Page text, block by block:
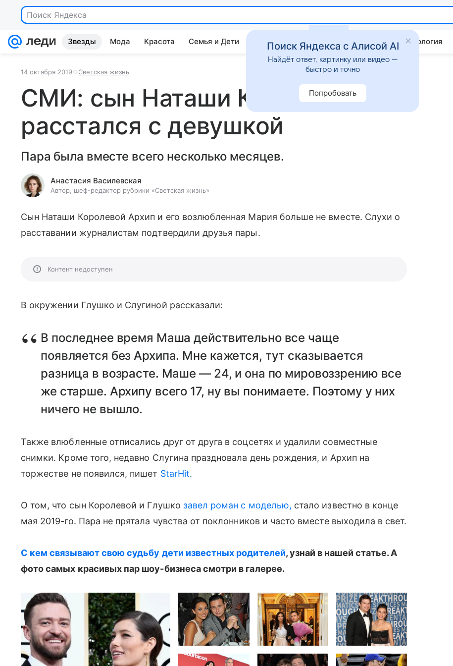
Поиск Яндекса
Звезды Мода Красота Семья и Дети Дом Гороскопы Стиль жизни Психология
14 октября 2019 Светская жизнь
СМИ: сын Наташи Королевой
расстался с девушкой
Пара была вместе всего несколько месяцев.
Анастасия Василевская
Автор, шеф-редактор рубрики «Светская жизнь»
Сын Наташи Королевой Архип и его возлюбленная Мария больше не вместе. Слухи о
расставании журналистам подтвердили друзья пары.
Контент недоступен
В окружении Глушко и Слугиной рассказали:
В последнее время Маша действительно все чаще
появляется без Архипа. Мне кажется, тут сказывается
разница в возрасте. Маше — 24, и она по мировоззрению все
же старше. Архипу всего 17, ну вы понимаете. Поэтому у них
ничего не вышло.
Также влюбленные отписались друг от друга в соцсетях и удалили совместные
снимки. Кроме того, недавно Слугина праздновала день рождения, и Архип на
торжестве не появился, пишет StarHit.
О том, что сын Королевой и Глушко завел роман с моделью, стало известно в конце
мая 2019-го. Пара не прятала чувства от поклонников и часто вместе выходила в свет.
С кем связывают свою судьбу дети известных родителей, узнай в нашей статье. А
фото самых красивых пар шоу-бизнеса смотри в галерее.
Поиск Яндекса с Алисой AI
Найдёт ответ, картинку или видео —
быстро и точно
Попробовать